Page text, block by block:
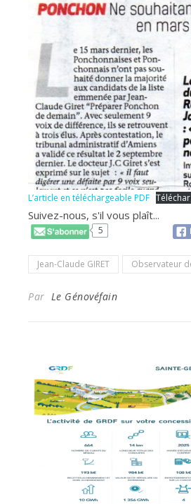
L’article en téléchargeable PDF
Suivez-nous, s'il vous plaît...
5
Jean-Claude GIRET Observateur
Par Le Génovéfain